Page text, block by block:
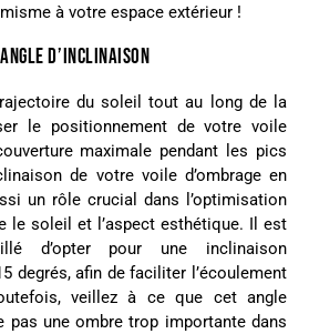
à votre espace extérieur !
D’INCLINAISON
du soleil tout au long de la
le positionnement de votre voile
maximale pendant les pics
de votre voile d’ombrage en
un rôle crucial dans l’optimisation
le soleil et l’aspect esthétique. Il est
d’opter pour une inclinaison
degrés, afin de faciliter l’écoulement
veillez à ce que cet angle
pas une ombre trop importante dans